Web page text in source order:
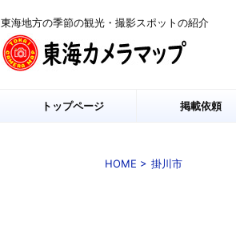
東海地方の季節の観光・撮影スポットの紹介
トップページ 掲載依頼
HOME > 掛川市